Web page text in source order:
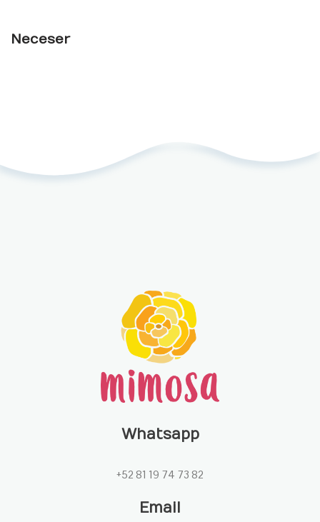
Neceser
Whatsapp
+52 81 19 74 73 82
Email